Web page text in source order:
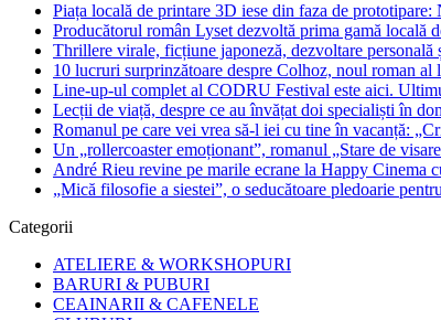
Piața locală de printare 3D iese din faza de
Producătorul român Lyset dezvoltă prima gamă
Thrillere virale, ficțiune japoneză, dezvoltare personală
10 lucruri surprinzătoare despre Colhoz, noul roman al
Line-up-ul complet al CODRU Festival este aici.
Lecții de viață, despre ce au învățat doi specialiști în
Romanul pe care vei vrea să-l iei cu tine în vacanță:
Un „rollercoaster emoționant”, romanul „Stare de
André Rieu revine pe marile ecrane la Happy Cinema
„Mică filosofie a siestei”, o seducătoare pledoarie
Categorii
ATELIERE & WORKSHOPURI
BARURI & PUBURI
CEAINARII & CAFENELE